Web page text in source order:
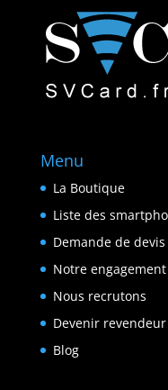
Menu
La Boutique
Liste des
Demande de devis
Notre
Nous recrutons
Devenir revendeur
Blog